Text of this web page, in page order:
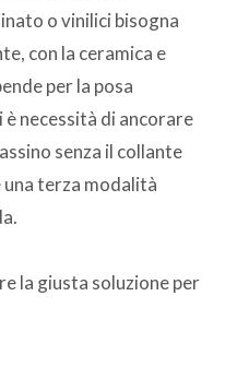
o vinilici bisogna
con la ceramica e
per la posa
necessità di ancorare
senza il collante
terza modalità
la giusta soluzione per